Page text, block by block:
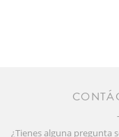
¿Tienes alguna pregunta